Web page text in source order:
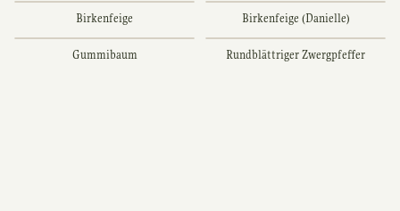
Birkenfeige Birkenfeige (Danielle)
Gummibaum Rundblättriger Zwergpfeffer